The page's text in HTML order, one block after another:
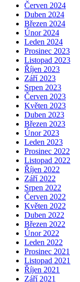
Červen 2024
Duben 2024
Březen 2024
Únor 2024
Leden 2024
Prosinec 2023
Listopad 2023
Říjen 2023
Září 2023
Srpen 2023
Červen 2023
Květen 2023
Duben 2023
Březen 2023
Únor 2023
Leden 2023
Prosinec 2022
Listopad 2022
Říjen 2022
Září 2022
Srpen 2022
Červen 2022
Květen 2022
Duben 2022
Březen 2022
Únor 2022
Leden 2022
Prosinec 2021
Listopad 2021
Říjen 2021
Září 2021